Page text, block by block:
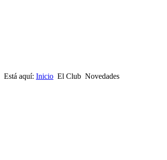
Está aquí: Inicio El Club Novedades